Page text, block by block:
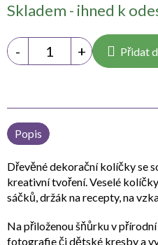
cena:
Skladem - ihned k
Přidat
Popis
Dřevěné dekorační kolíčky se
kreativní tvoření. Veselé
sáčků, držák na recepty, na
Na přiloženou šňůrku v
fotografie či dětské kresby a